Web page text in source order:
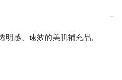
−
明感、速效的美肌補充品。